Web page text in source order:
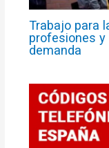
Trabajo para
profesiones
demanda